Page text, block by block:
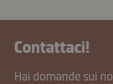
Contattaci!
Hai domande sui